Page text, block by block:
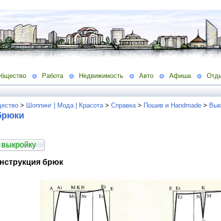
Работа Недвижимость Авто Афиша
> Шоппинг | Мода | Красота > Справка > Пошив и Handmade >
брюк